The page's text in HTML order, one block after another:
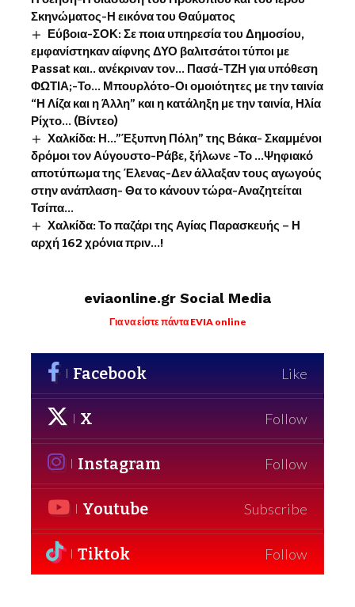
Σκηνώματος-Η εικόνα του Θαύματος
Εύβοια-ΣΟΚ: Σε ποια υπηρεσία του Δημοσίου,
εμφανίστηκαν αίφνης ΔΥΟ βαλιτσάτοι τύποι με
Passat και.. ανέκριναν τον… Πασά-ΤΖΗ για υπόθεση
ΦΩΤΙΑ;-Το… Μπουρλότο-Οι ομοιότητες με την ταινία
“Η Λίζα και η Άλλη” και η κατάληξη με την ταινία, Ηλία
Ρίχτο… (Βίντεο)
Χαλκίδα: Η…”Έξυπνη Πόλη” της Βάκα- Σκαμμένοι
δρόμοι τον Αύγουστο-Ράβε, ξήλωνε -Το …Ψηφιακό
αποτύπωμα της Έλενας-Δεν άλλαξαν τους αγωγούς
στην ανάπλαση- Θα το κάνουν τώρα-Αναζητείται
Τσίπα…
Χαλκίδα: Το παζάρι της Αγίας Παρασκευής – Η
αρχή 162 χρόνια πριν…!
eviaonline.gr Social Media
Για να είστε πάντα EVIA online
Facebook Like
X Follow
Instagram Follow
Youtube Subscribe
Tiktok Follow